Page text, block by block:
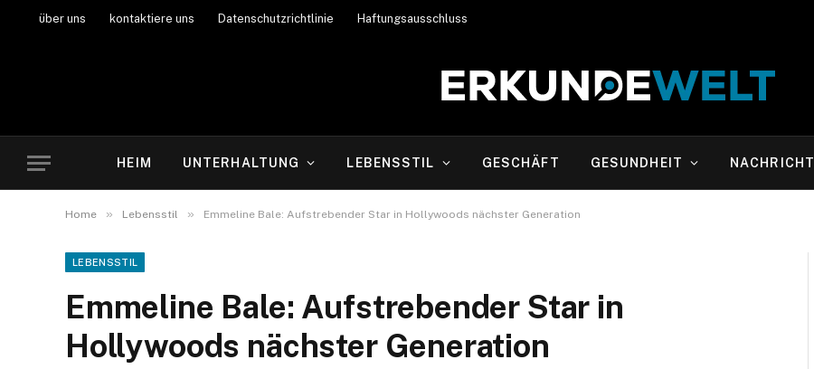
über uns kontaktiere uns Datenschutzrichtlinie Haftungsausschluss
HEIM UNTERHALTUNG LEBENSSTIL GESCHÄFT GESUNDHEIT NACHRICHT
Home » Lebensstil » Emmeline Bale: Aufstrebender Star in Hollywoods nächster Generation
LEBENSSTIL
Emmeline Bale: Aufstrebender Star in
Hollywoods nächster Generation